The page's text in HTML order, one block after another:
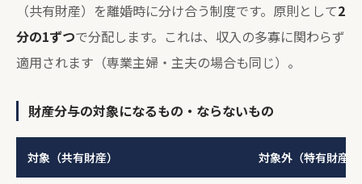
（共有財産）を離婚時に分け合う制度です。原則として2
分の1ずつで分配します。これは、収入の多寡に関わらず
適用されます（専業主婦・主夫の場合も同じ）。
財産分与の対象になるもの・ならないもの
対象（共有財産） 対象外（特有財産）